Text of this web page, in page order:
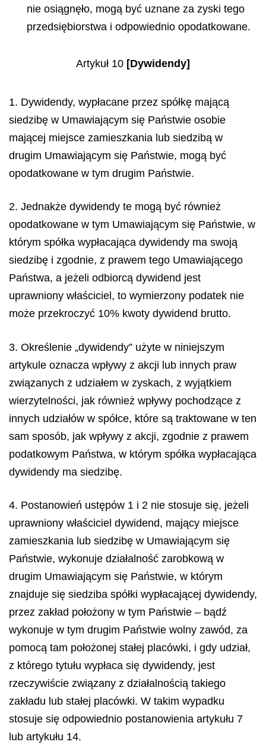
nie osiągnęło, mogą być uznane za zyski tego
przedsiębiorstwa i odpowiednio opodatkowane.
Artykuł 10 [Dywidendy]
1. Dywidendy, wypłacane przez spółkę mającą
siedzibę w Umawiającym się Państwie osobie
mającej miejsce zamieszkania lub siedzibą w
drugim Umawiającym się Państwie, mogą być
opodatkowane w tym drugim Państwie.
2. Jednakże dywidendy te mogą być również
opodatkowane w tym Umawiającym się Państwie, w
którym spółka wypłacająca dywidendy ma swoją
siedzibę i zgodnie, z prawem tego Umawiającego
Państwa, a jeżeli odbiorcą dywidend jest
uprawniony właściciel, to wymierzony podatek nie
może przekroczyć 10% kwoty dywidend brutto.
3. Określenie „dywidendy” użyte w niniejszym
artykule oznacza wpływy z akcji lub innych praw
związanych z udziałem w zyskach, z wyjątkiem
wierzytelności, jak również wpływy pochodzące z
innych udziałów w spółce, które są traktowane w ten
sam sposób, jak wpływy z akcji, zgodnie z prawem
podatkowym Państwa, w którym spółka wypłacająca
dywidendy ma siedzibę.
4. Postanowień ustępów 1 i 2 nie stosuje się, jeżeli
uprawniony właściciel dywidend, mający miejsce
zamieszkania lub siedzibę w Umawiającym się
Państwie, wykonuje działalność zarobkową w
drugim Umawiającym się Państwie, w którym
znajduje się siedziba spółki wypłacającej dywidendy,
przez zakład położony w tym Państwie – bądź
wykonuje w tym drugim Państwie wolny zawód, za
pomocą tam położonej stałej placówki, i gdy udział,
z którego tytułu wypłaca się dywidendy, jest
rzeczywiście związany z działalnością takiego
zakładu lub stałej placówki. W takim wypadku
stosuje się odpowiednio postanowienia artykułu 7
lub artykułu 14.